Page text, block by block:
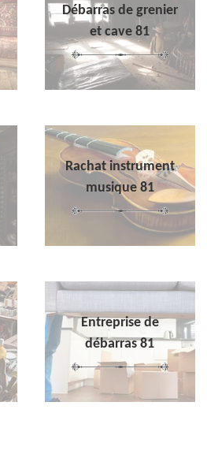
Débarras de grenier
et cave 81
Rachat instrument
musique 81
Entreprise de
débarras 81